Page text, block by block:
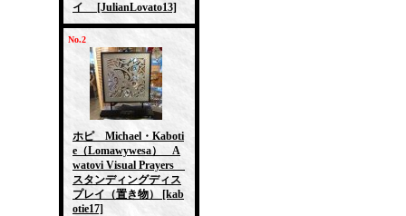
イ
[JulianLovato13]
No.2
ホピ Michael・Kaboti
e（Lomawywesa） A
watovi Visual Prayers
スタンディングディス
プレイ（置き物）
[kab
otie17]